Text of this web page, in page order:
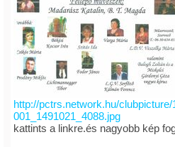
http://pctrs.network.hu/
001_1491021_4088.jpg
kattints a linkre.és nagyobb kép